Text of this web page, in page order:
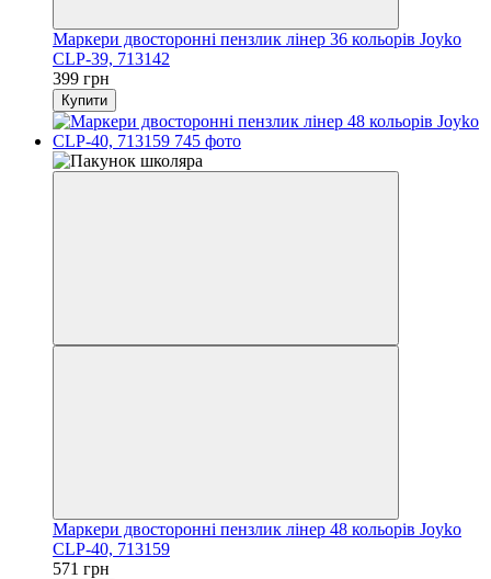
Маркери двосторонні пензлик лінер 36 кольорів Joyko
CLP-39, 713142
399 грн
Купити
Маркери двосторонні пензлик лінер 48 кольорів Joyko
CLP-40, 713159
571 грн